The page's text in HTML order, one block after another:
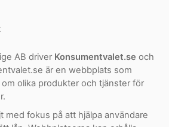
AB driver Konsumentvalet.se och
är en webbplats som
olika produkter och tjänster för
med fokus på att hjälpa användare